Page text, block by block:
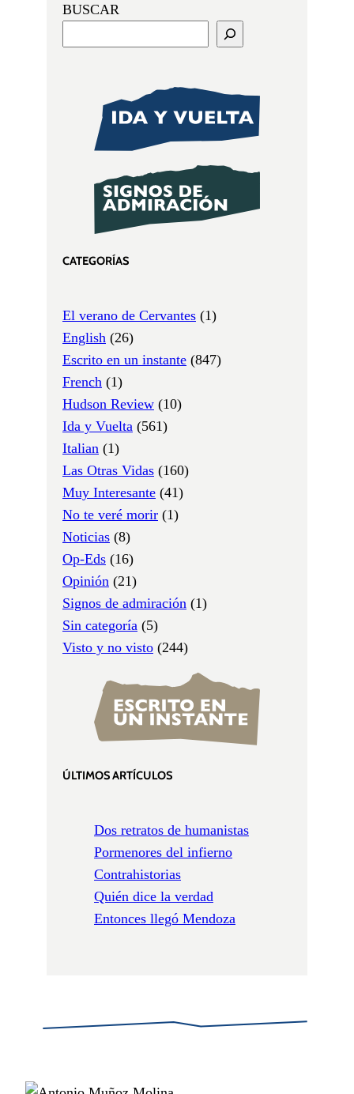
BUSCAR
CATEGORÍAS
El verano de Cervantes (1)
English (26)
Escrito en un instante (847)
French (1)
Hudson Review (10)
Ida y Vuelta (561)
Italian (1)
Las Otras Vidas (160)
Muy Interesante (41)
No te veré morir (1)
Noticias (8)
Op-Eds (16)
Opinión (21)
Signos de admiración (1)
Sin categoría (5)
Visto y no visto (244)
ÚLTIMOS ARTÍCULOS
Dos retratos de humanistas
Pormenores del infierno
Contrahistorias
Quién dice la verdad
Entonces llegó Mendoza